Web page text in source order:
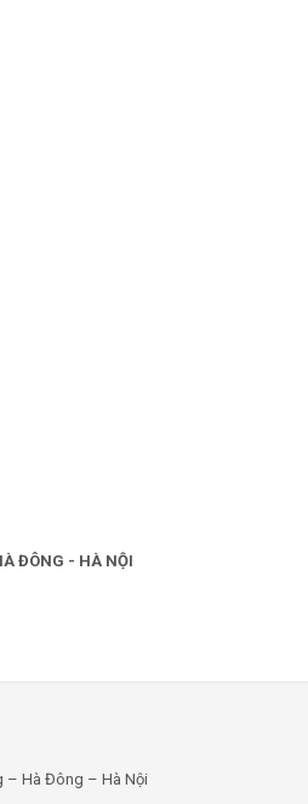
ĐÔNG - HÀ NỘI
– Hà Đông – Hà Nội